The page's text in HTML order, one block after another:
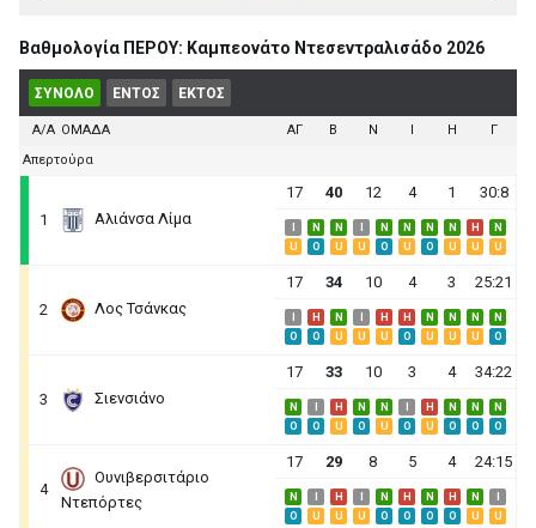
Βαθμολογία ΠΕΡΟΥ: Καμπεονάτο Ντεσεντραλισάδο 2026
ΣΥΝΟΛΟ ΕΝΤΟΣ ΕΚΤΟΣ
Α/Α ΟΜΑΔΑ ΑΓ B N I H
Γ
Απερτούρα
1 Αλιάνσα Λίμα
17 40 12 4 1 30:8
N N N N N N H
N
U
O U U O U O U U U
2 Λος Τσάνκας
17 34 10 4 3 25:21
H N H H N N N
N
O
O U U U O U U U O
3 Σιενσιάνο
17 33 10 3 4 34:22
N H N N H N N
N
O
O U O U O U O O O
4
Ουνιβερσιτάριο
Ντεπόρτες
17 29 8 5 4 24:15
N H N H N H N
O
U U U O O O O U U